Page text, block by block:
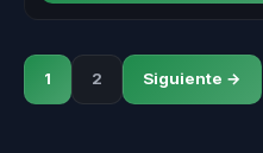
1 2 Siguiente →